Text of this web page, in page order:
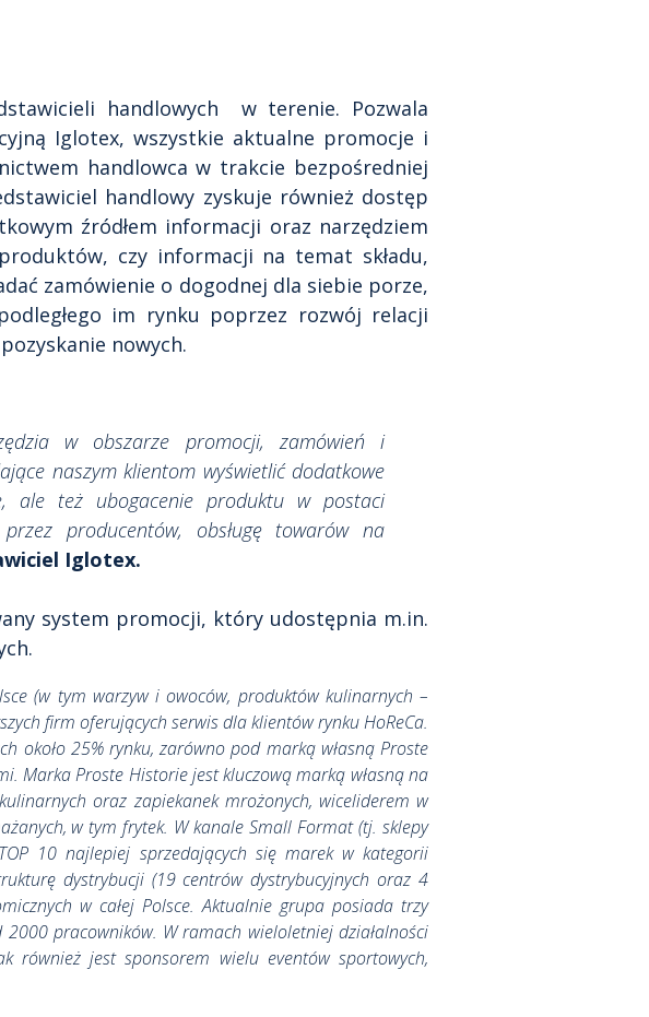
handlowych w terenie. Pozwala
Iglotex, wszystkie aktualne promocje i
handlowca w trakcie bezpośredniej
handlowy zyskuje również dostęp
źródłem informacji oraz narzędziem
czy informacji na temat składu,
zamówienie o dogodnej dla siebie porze,
im rynku poprzez rozwój relacji
nowych.
w obszarze promocji, zamówień i
naszym klientom wyświetlić dodatkowe
ale też ubogacenie produktu w postaci
producentów, obsługę towarów na
Iglotex.
system promocji, który udostępnia m.in.
(w tym warzyw i owoców, produktów kulinarnych –
firm oferujących serwis dla klientów rynku HoReCa.
około 25% rynku, zarówno pod marką własną Proste
Marka Proste Historie jest kluczową marką własną na
oraz zapiekanek mrożonych, wiceliderem w
w tym frytek. W kanale Small Format (tj. sklepy
10 najlepiej sprzedających się marek w kategorii
dystrybucji (19 centrów dystrybucyjnych oraz 4
w całej Polsce. Aktualnie grupa posiada trzy
pracowników. W ramach wieloletniej działalności
również jest sponsorem wielu eventów sportowych,